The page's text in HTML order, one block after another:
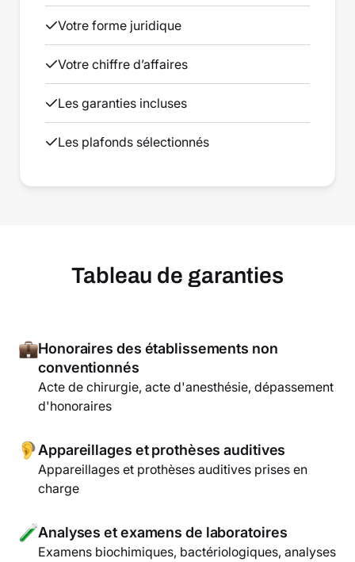
Votre forme juridique
Votre chiffre d’affaires
Les garanties incluses
Les plafonds sélectionnés
Tableau de garanties
Honoraires des établissements non
conventionnés
Acte de chirurgie, acte d'anesthésie, dépassement
d'honoraires
Appareillages et prothèses auditives
Appareillages et prothèses auditives prises en
charge
Analyses et examens de laboratoires
Examens biochimiques, bactériologiques, analyses